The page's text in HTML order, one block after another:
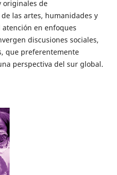
originales de
las artes, humanidades y
atención en enfoques
discusiones sociales,
que preferentemente
perspectiva del sur global.